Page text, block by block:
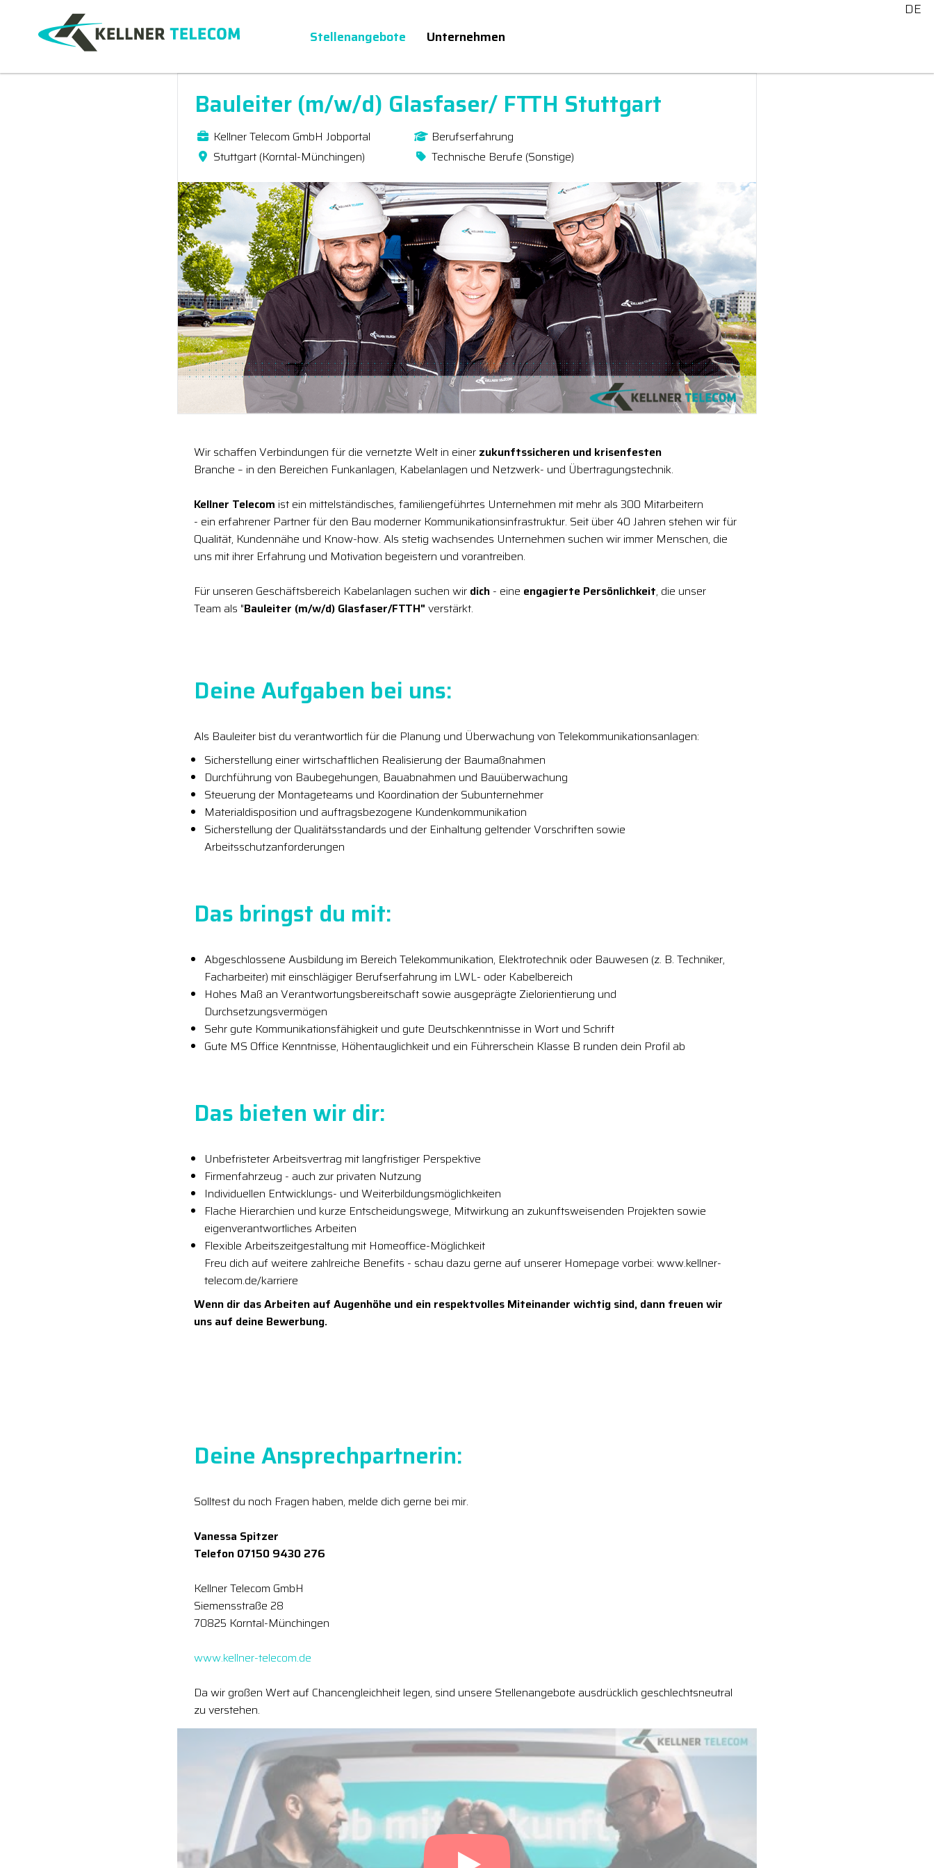
DE
Stellenangebote
Unternehmen
Bauleiter (m/w/d) Glasfaser/ FTTH Stuttgart
Kellner Telecom GmbH Jobportal
Stuttgart (Korntal-Münchingen)
Berufserfahrung
Technische Berufe (Sonstige)
Wir schaffen Verbindungen für die vernetzte Welt in einer zukunftssicheren und krisenfesten
Branche – in den Bereichen Funkanlagen, Kabelanlagen und Netzwerk- und Übertragungstechnik.
Kellner Telecom ist ein mittelständisches, familiengeführtes Unternehmen mit mehr als 300 Mitarbeitern
- ein erfahrener Partner für den Bau moderner Kommunikationsinfrastruktur. Seit über 40 Jahren stehen wir für
Qualität, Kundennähe und Know-how. Als stetig wachsendes Unternehmen suchen wir immer Menschen, die
uns mit ihrer Erfahrung und Motivation begeistern und vorantreiben.
Für unseren Geschäftsbereich Kabelanlagen suchen wir dich - eine engagierte Persönlichkeit, die unser
Team als "Bauleiter (m/w/d) Glasfaser/FTTH" verstärkt.
Deine Aufgaben bei uns:
Als Bauleiter bist du verantwortlich für die Planung und Überwachung von Telekommunikationsanlagen:
Sicherstellung einer wirtschaftlichen Realisierung der Baumaßnahmen
Durchführung von Baubegehungen, Bauabnahmen und Bauüberwachung
Steuerung der Montageteams und Koordination der Subunternehmer
Materialdisposition und auftragsbezogene Kundenkommunikation
Sicherstellung der Qualitätsstandards und der Einhaltung geltender Vorschriften sowie
Arbeitsschutzanforderungen
Das bringst du mit:
Abgeschlossene Ausbildung im Bereich Telekommunikation, Elektrotechnik oder Bauwesen (z. B. Techniker,
Facharbeiter) mit einschlägiger Berufserfahrung im LWL- oder Kabelbereich
Hohes Maß an Verantwortungsbereitschaft sowie ausgeprägte Zielorientierung und
Durchsetzungsvermögen
Sehr gute Kommunikationsfähigkeit und gute Deutschkenntnisse in Wort und Schrift
Gute MS Office Kenntnisse, Höhentauglichkeit und ein Führerschein Klasse B runden dein Profil ab
Das bieten wir dir:
Unbefristeter Arbeitsvertrag mit langfristiger Perspektive
Firmenfahrzeug - auch zur privaten Nutzung
Individuellen Entwicklungs- und Weiterbildungsmöglichkeiten
Flache Hierarchien und kurze Entscheidungswege, Mitwirkung an zukunftsweisenden Projekten sowie
eigenverantwortliches Arbeiten
Flexible Arbeitszeitgestaltung mit Homeoffice-Möglichkeit
Freu dich auf weitere zahlreiche Benefits - schau dazu gerne auf unserer Homepage vorbei: www.kellner-
telecom.de/karriere
Wenn dir das Arbeiten auf Augenhöhe und ein respektvolles Miteinander wichtig sind, dann freuen wir
uns auf deine Bewerbung.
Deine Ansprechpartnerin:
Solltest du noch Fragen haben, melde dich gerne bei mir.
Vanessa Spitzer
Telefon 07150 9430 276
Kellner Telecom GmbH
Siemensstraße 28
70825 Korntal-Münchingen
www.kellner-telecom.de
Da wir großen Wert auf Chancengleichheit legen, sind unsere Stellenangebote ausdrücklich geschlechtsneutral
zu verstehen.